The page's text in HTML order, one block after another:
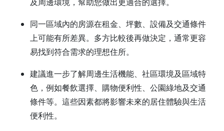
同一區域內的房源在租金、坪數、設備及交通條件
上可能有所差異。多方比較後再做決定，通常更容
易找到符合需求的理想住所。
建議進一步了解周邊生活機能、社區環境及區域特
色，例如餐飲選擇、購物便利性、公園綠地及交通
條件等。這些因素都將影響未來的居住體驗與生活
便利性。